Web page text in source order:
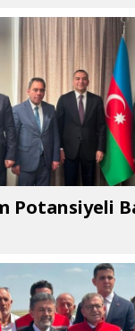
Potansiyeli